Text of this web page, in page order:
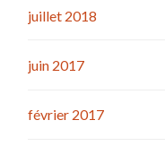
juillet 2018
juin 2017
février 2017